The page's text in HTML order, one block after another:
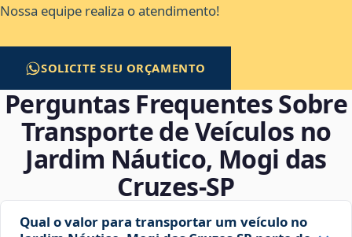
Nossa equipe realiza o atendimento!
SOLICITE SEU ORÇAMENTO
Perguntas Frequentes Sobre
Transporte de Veículos no
Jardim Náutico, Mogi das
Cruzes‑SP
Qual o valor para transportar um veículo no